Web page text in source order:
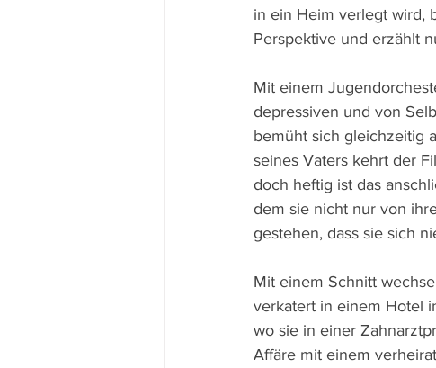
in ein Heim verlegt wird,
Perspektive und erzählt
Mit einem
depressiven und von
bemüht sich gleichzeitig
seines Vaters kehrt der
doch heftig ist das
dem sie nicht nur von
gestehen, dass sie sich
Mit einem Schnitt
verkatert in einem Hotel
wo sie in einer
Affäre mit einem